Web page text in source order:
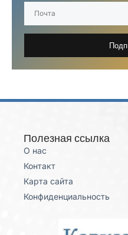
Полезная ссылка
О нас
Контакт
Карта сайта
Конфиденциальность